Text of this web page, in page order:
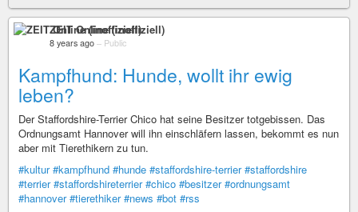
ZEIT Online (inoffiziell)
8 years ago – Public
Kampfhund: Hunde, wollt ihr ewig
leben?
Der Staffordshire-Terrier Chico hat seine Besitzer totgebissen. Das
Ordnungsamt Hannover will ihn einschläfern lassen, bekommt es nun
aber mit Tierethikern zu tun.
#kultur #kampfhund #hunde #staffordshire-terrier #staffordshire
#terrier #staffordshireterrier #chico #besitzer #ordnungsamt
#hannover #tierethiker #news #bot #rss